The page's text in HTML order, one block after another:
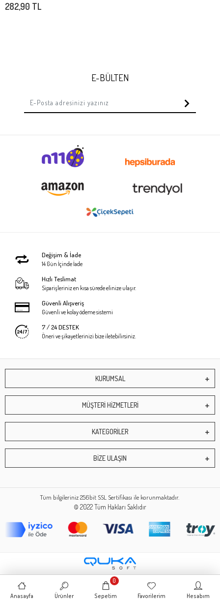
282,90 TL
E-BÜLTEN
Değişim & İade
14 Gün İçinde İade
Hızlı Teslimat
Siparişleriniz en kısa sürede elinize ulaşır.
Güvenli Alışveriş
Güvenli ve kolay ödeme sistemi
7 / 24 DESTEK
Öneri ve şikayetlerinizi bize iletebilirsiniz.
KURUMSAL
MÜŞTERİ HİZMETLERİ
KATEGORİLER
BİZE ULAŞIN
Tüm bilgileriniz 256bit SSL Sertifikası ile korunmaktadır.
© 2022Tüm Hakları Saklıdır
Anasayfa Ürünler Sepetim
0
Favorilerim Hesabım